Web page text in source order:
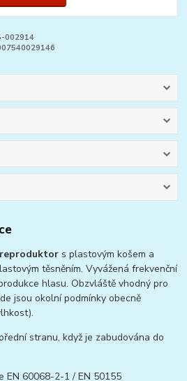
002914
s plastovým košem a
těsněním. Vyvážená frekvenční
hlasu. Obzvláště vhodný pro
jsou okolní podmínky obecně
stranu, když je zabudována do
EN 60068-2-1 / EN 50155